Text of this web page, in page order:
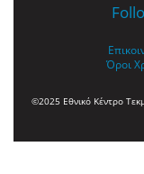
Όροι
©2025 Εθνικό Κέντρο